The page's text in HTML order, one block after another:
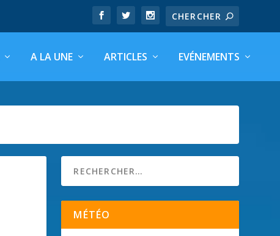
A LA UNE ARTICLES EVÉNEMENTS
MÉTÉO